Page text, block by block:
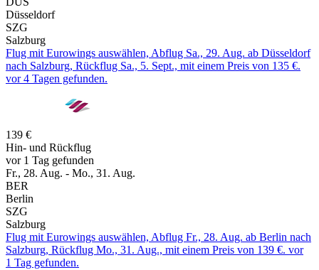
Düsseldorf
SZG
Salzburg
Flug mit Eurowings auswählen, Abflug Sa., 29. Aug. ab Düsseldorf
nach Salzburg, Rückflug Sa., 5. Sept., mit einem Preis von 135 €.
vor 4 Tagen gefunden.
139 €
Hin- und Rückflug
vor 1 Tag gefunden
Fr., 28. Aug. - Mo., 31. Aug.
BER
Berlin
SZG
Salzburg
Flug mit Eurowings auswählen, Abflug Fr., 28. Aug. ab Berlin nach
Salzburg, Rückflug Mo., 31. Aug., mit einem Preis von 139 €. vor
1 Tag gefunden.